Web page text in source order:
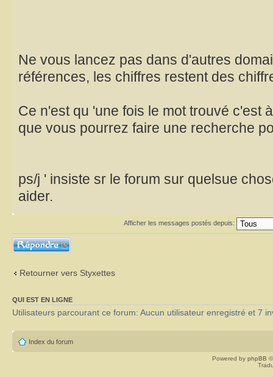
Ne vous lancez pas dans d'autres
références, les chiffres restent des
Ce n'est qu 'une fois le mot trouvé c'est
que vous pourrez faire une recherche
ps/j ' insiste sr le forum sur quelsue
aider.
Afficher les messages postés depuis:
Répondre
Retourner vers Styxettes
QUI EST EN LIGNE
Utilisateurs parcourant ce forum: Aucun utilisateur enregistré et 7
Index du forum
Powered by phpBB